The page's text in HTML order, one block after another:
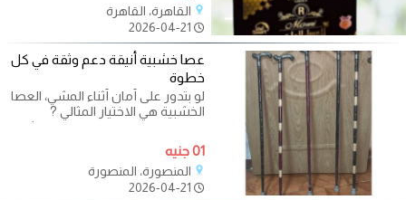
القاهرة، القاهرة
عصا خشبية أنيقة دعم وثقة في كل
خطوة
لو بتدور على أمان أثناء المشي، العصا
الخشبية هي الاختيار المثالي ?
مصنوعة من خامات قوية بتوفر ثبات
01 جنيه
المنصورة، المنصورة